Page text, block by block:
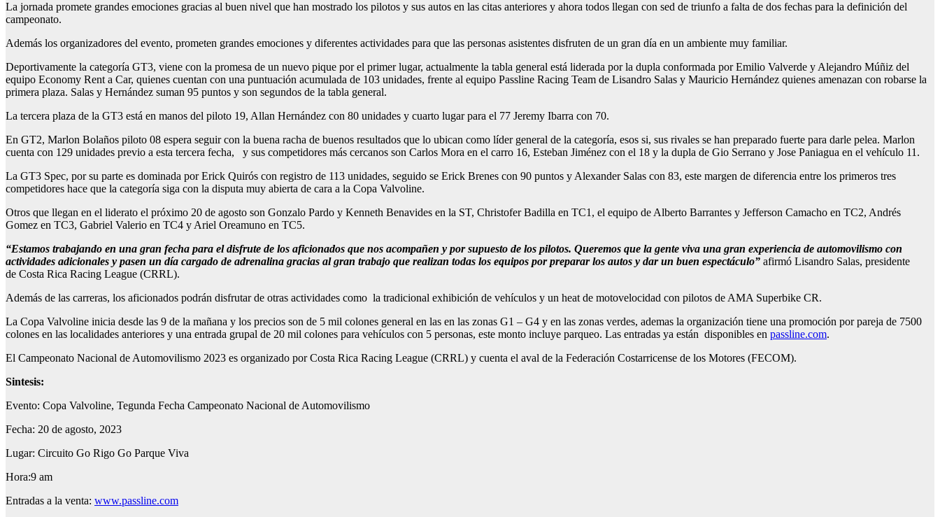
La jornada promete grandes emociones gracias al buen nivel que han mostrado los pilotos y sus autos en las citas anteriores y ahora todos llegan con sed de triunfo a falta de dos fechas para la definición del
campeonato.
Además los organizadores del evento, prometen grandes emociones y diferentes actividades para que las personas asistentes disfruten de un gran día en un ambiente muy familiar.
Deportivamente la categoría GT3, viene con la promesa de un nuevo pique por el primer lugar, actualmente la tabla general está liderada por la dupla conformada por Emilio Valverde y Alejandro Múñiz del
equipo Economy Rent a Car, quienes cuentan con una puntuación acumulada de 103 unidades, frente al equipo Passline Racing Team de Lisandro Salas y Mauricio Hernández quienes amenazan con robarse la
primera plaza. Salas y Hernández suman 95 puntos y son segundos de la tabla general.
La tercera plaza de la GT3 está en manos del piloto 19, Allan Hernández con 80 unidades y cuarto lugar para el 77 Jeremy Ibarra con 70.
En GT2, Marlon Bolaños piloto 08 espera seguir con la buena racha de buenos resultados que lo ubican como líder general de la categoría, esos si, sus rivales se han preparado fuerte para darle pelea. Marlon
cuenta con 129 unidades previo a esta tercera fecha, y sus competidores más cercanos son Carlos Mora en el carro 16, Esteban Jiménez con el 18 y la dupla de Gio Serrano y Jose Paniagua en el vehículo 11.
La GT3 Spec, por su parte es dominada por Erick Quirós con registro de 113 unidades, seguido se Erick Brenes con 90 puntos y Alexander Salas con 83, este margen de diferencia entre los primeros tres
competidores hace que la categoría siga con la disputa muy abierta de cara a la Copa Valvoline.
Otros que llegan en el liderato el próximo 20 de agosto son Gonzalo Pardo y Kenneth Benavides en la ST, Christofer Badilla en TC1, el equipo de Alberto Barrantes y Jefferson Camacho en TC2, Andrés
Gomez en TC3, Gabriel Valerio en TC4 y Ariel Oreamuno en TC5.
“Estamos trabajando en una gran fecha para el disfrute de los aficionados que nos acompañen y por supuesto de los pilotos. Queremos que la gente viva una gran experiencia de automovilismo con
actividades adicionales y pasen un día cargado de adrenalina gracias al gran trabajo que realizan todas los equipos por preparar los autos y dar un buen espectáculo” afirmó Lisandro Salas, presidente
de Costa Rica Racing League (CRRL).
Además de las carreras, los aficionados podrán disfrutar de otras actividades como la tradicional exhibición de vehículos y un heat de motovelocidad con pilotos de AMA Superbike CR.
La Copa Valvoline inicia desde las 9 de la mañana y los precios son de 5 mil colones general en las en las zonas G1 – G4 y en las zonas verdes, ademas la organización tiene una promoción por pareja de 7500
colones en las localidades anteriores y una entrada grupal de 20 mil colones para vehículos con 5 personas, este monto incluye parqueo. Las entradas ya están disponibles en passline.com.
El Campeonato Nacional de Automovilismo 2023 es organizado por Costa Rica Racing League (CRRL) y cuenta el aval de la Federación Costarricense de los Motores (FECOM).
Sintesis:
Evento: Copa Valvoline, Tegunda Fecha Campeonato Nacional de Automovilismo
Fecha: 20 de agosto, 2023
Lugar: Circuito Go Rigo Go Parque Viva
Hora:9 am
Entradas a la venta: www.passline.com